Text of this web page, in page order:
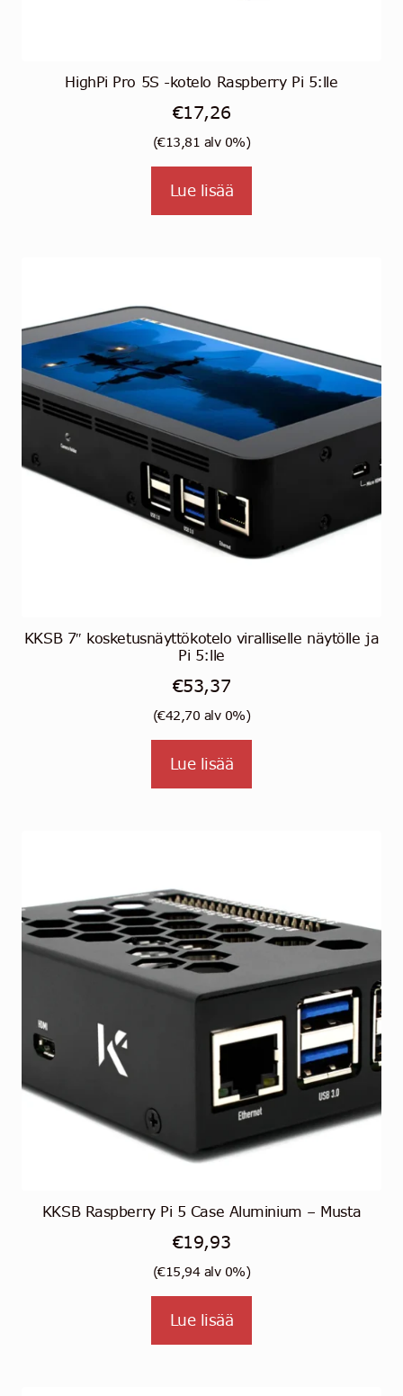
HighPi Pro 5S -kotelo Raspberry Pi 5:lle
€17,26
(€13,81 alv 0%)
Lue lisää
KKSB 7″ kosketusnäyttökotelo viralliselle näytölle ja
Pi 5:lle
€53,37
(€42,70 alv 0%)
Lue lisää
KKSB Raspberry Pi 5 Case Aluminium – Musta
€19,93
(€15,94alv 0%)
Lue lisää